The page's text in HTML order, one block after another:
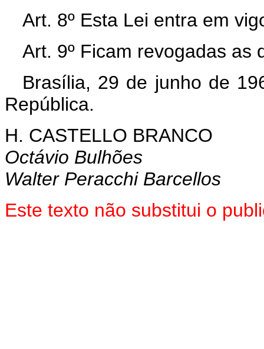
Art. 8º Esta Lei entra em
Art. 9º Ficam revogadas as
Brasília, 29 de junho de
República.
H. CASTELLO BRANCO
Octávio Bulhões
Walter Peracchi Barcellos
Este texto não substitui o